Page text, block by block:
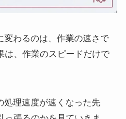
変わるのは、作業の速さで
は、作業のスピードだけで
処理速度が速くなった先